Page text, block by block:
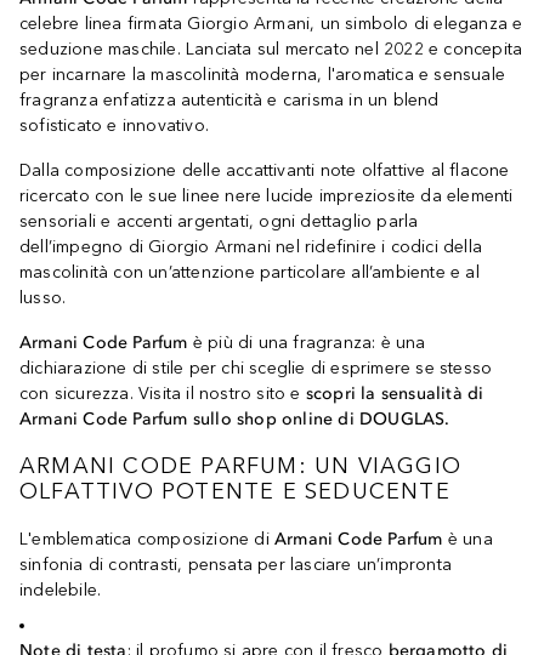
celebre linea firmata Giorgio Armani, un simbolo di eleganza e
seduzione maschile. Lanciata sul mercato nel 2022 e concepita
per incarnare la mascolinità moderna, l'aromatica e sensuale
fragranza enfatizza autenticità e carisma in un blend
sofisticato e innovativo.
Dalla composizione delle accattivanti note olfattive al flacone
ricercato con le sue linee nere lucide impreziosite da elementi
sensoriali e accenti argentati, ogni dettaglio parla
dell’impegno di Giorgio Armani nel ridefinire i codici della
mascolinità con un’attenzione particolare all’ambiente e al
lusso.
Armani Code Parfum è più di una fragranza: è una
dichiarazione di stile per chi sceglie di esprimere se stesso
con sicurezza. Visita il nostro sito e scopri la sensualità di
Armani Code Parfum sullo shop online di DOUGLAS.
ARMANI CODE PARFUM: UN VIAGGIO
OLFATTIVO POTENTE E SEDUCENTE
L'emblematica composizione di Armani Code Parfum è una
sinfonia di contrasti, pensata per lasciare un’impronta
indelebile.
Note di testa: il profumo si apre con il fresco bergamotto di